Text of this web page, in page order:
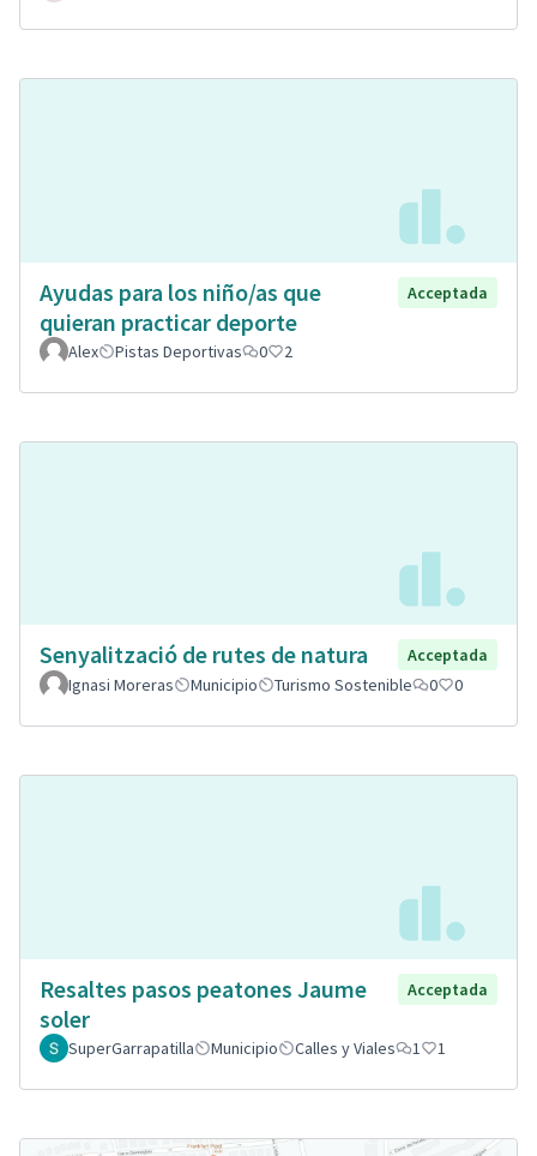
Ayudas para los niño/as que
quieran practicar deporte
Acceptada
Alex Pistas Deportivas 0 2
Senyalització de rutes de natura
Acceptada
Ignasi Moreras
Municipio Turismo Sostenible 0 0
Resaltes pasos peatones Jaume
soler
Acceptada
SuperGarrapatilla Municipio Calles y Viales 1 1